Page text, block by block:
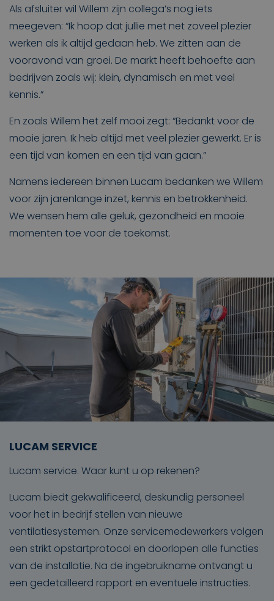
Als afsluiter wil Willem zijn collega’s nog iets
meegeven: “Ik hoop dat jullie met net zoveel plezier
werken als ik altijd gedaan heb. We zitten aan de
vooravond van groei. De markt heeft behoefte aan
bedrijven zoals wij: klein, dynamisch en met veel
kennis.”
En zoals Willem het zelf mooi zegt: “Bedankt voor de
mooie jaren. Ik heb altijd met veel plezier gewerkt. Er is
een tijd van komen en een tijd van gaan.”
Namens iedereen binnen Lucam bedanken we Willem
voor zijn jarenlange inzet, kennis en betrokkenheid.
We wensen hem alle geluk, gezondheid en mooie
momenten toe voor de toekomst.
LUCAM SERVICE
Lucam service. Waar kunt u op rekenen?
Lucam biedt gekwalificeerd, deskundig personeel
voor het in bedrijf stellen van nieuwe
ventilatiesystemen. Onze servicemedewerkers volgen
een strikt opstartprotocol en doorlopen alle functies
van de installatie. Na de ingebruikname ontvangt u
een gedetailleerd rapport en eventuele instructies.